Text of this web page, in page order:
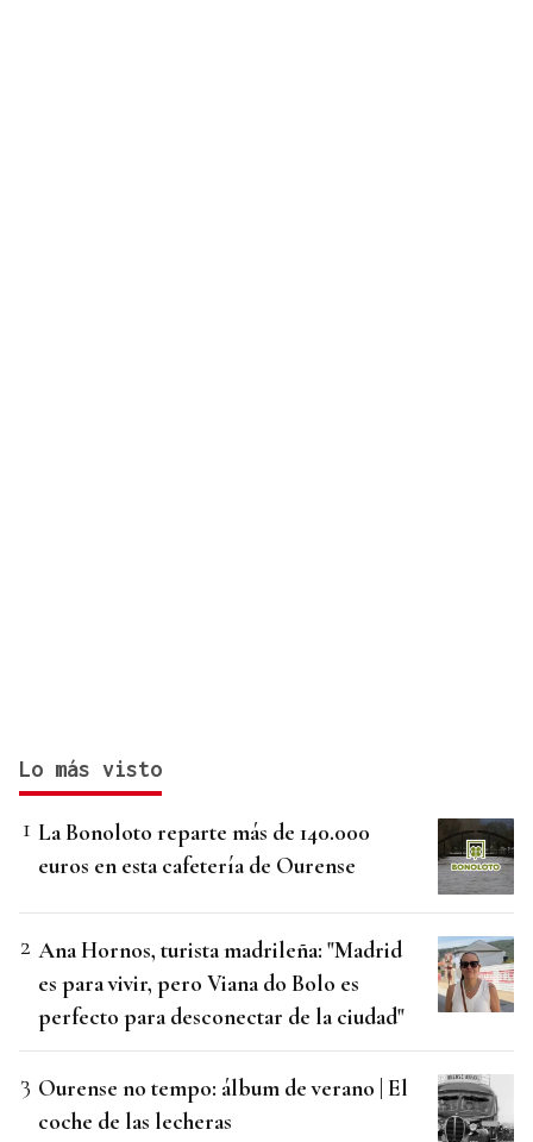
Lo más visto
La Bonoloto reparte más de 140.000
euros en esta cafetería de Ourense
Ana Hornos, turista madrileña: "Madrid
es para vivir, pero Viana do Bolo es
perfecto para desconectar de la ciudad"
Ourense no tempo: álbum de verano | El
coche de las lecheras